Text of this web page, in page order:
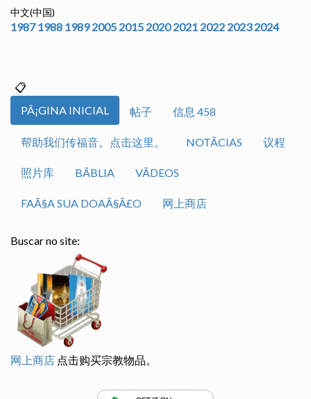
中文(中国)
1987 1988 1989 2005 2015 2020 2021 2022 2023 2024
PÃ¡GINA INICIAL 帖子 信息 458
帮助我们传福音。点击这里。 NOTÃ­CIAS 议程
照片库 BÃ­BLIA VÃ­DEOS
FAÃ§A SUA DOAÃ§Ã£O 网上商店
Buscar no site:
网上商店 点击购买宗教物品。